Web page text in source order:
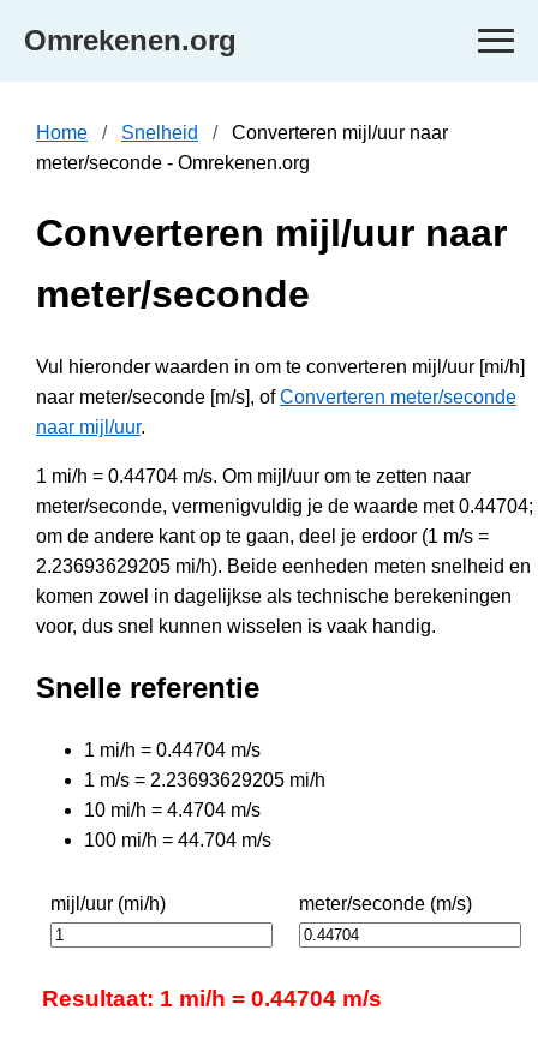
Omrekenen.org
Home Snelheid
Converteren mijl/uur naar
meter/seconde - Omrekenen.org
Converteren mijl/uur naar
meter/seconde
Vul hieronder waarden in om te converteren mijl/uur [mi/h]
naar meter/seconde [m/s], ofConverteren meter/seconde
naar mijl/uur.
1 mi/h = 0.44704 m/s. Om mijl/uur om te zetten naar
meter/seconde, vermenigvuldig je de waarde met 0.44704;
om de andere kant op te gaan, deel je erdoor (1 m/s =
2.23693629205 mi/h). Beide eenheden meten snelheid en
komen zowel in dagelijkse als technische berekeningen
voor, dus snel kunnen wisselen is vaak handig.
Snelle referentie
1 mi/h = 0.44704 m/s
1 m/s = 2.23693629205 mi/h
10 mi/h = 4.4704 m/s
100 mi/h = 44.704 m/s
mijl/uur (mi/h) meter/seconde (m/s)
Resultaat: 1 mi/h = 0.44704 m/s